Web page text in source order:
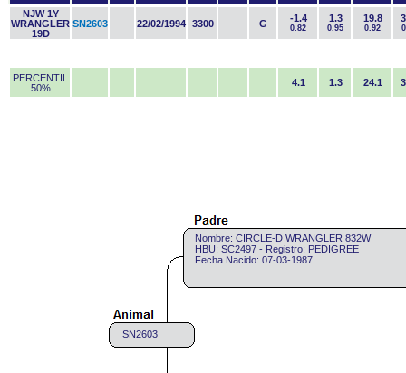
NJW 1Y
WRANGLER
19D
SN2603 22/02/1994 3300 G -1.4
0.82
1.3
0.95
19.8
0.92
PERCENTIL
50%
4.1 1.3 24.1
SN2603
Nombre: CIRCLE-D WRANGLER 832W
HBU: SC2497 - Registro: PEDIGREE
Fecha Nacido: 07-03-1987